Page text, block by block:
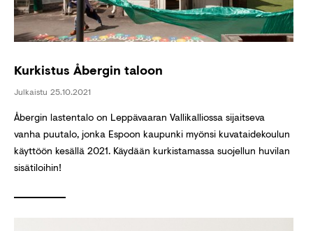
Kurkistus Åbergin taloon
Julkaistu 25.10.2021
Åbergin lastentalo on Leppävaaran Vallikalliossa sijaitseva
vanha puutalo, jonka Espoon kaupunki myönsi kuvataidekoulun
käyttöön kesällä 2021. Käydään kurkistamassa suojellun huvilan
sisätiloihin!